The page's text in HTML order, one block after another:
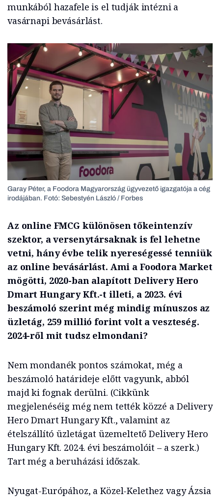
munkából hazafele is el tudják intézni a
vasárnapi bevásárlást.
Garay Péter, a Foodora Magyarország ügyvezető igazgatója a cég
irodájában. Fotó: Sebestyén László / Forbes
Az online FMCG különösen tőkeintenzív
szektor, a versenytársaknak is fel lehetne
vetni, hány évbe telik nyereségessé tenniük
az online bevásárlást. Ami a Foodora Market
mögötti, 2020-ban alapított Delivery Hero
Dmart Hungary Kft.-t illeti, a 2023. évi
beszámoló szerint még mindig mínuszos az
üzletág, 259 millió forint volt a veszteség.
2024-ről mit tudsz elmondani?
Nem mondanék pontos számokat, még a
beszámoló határideje előtt vagyunk, abból
majd ki fognak derülni. (Cikkünk
megjelenéséig még nem tették közzé a Delivery
Hero Dmart Hungary Kft., valamint az
ételszállító üzletágat üzemeltető Delivery Hero
Hungary Kft. 2024. évi beszámolóit – a szerk.)
Tart még a beruházási időszak.
Nyugat-Európához, a Közel-Kelethez vagy Ázsia